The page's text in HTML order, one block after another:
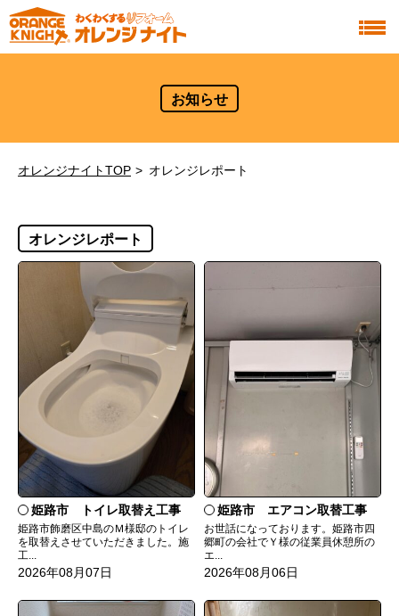
お知らせ
オレンジナイトTOP オレンジレポート
オレンジレポート
姫路市 トイレ取替え工事
姫路市飾磨区中島のＭ様邸のトイレ
を取替えさせていただきました。施
工...
2026年08月07日
姫路市 エアコン取替工事
お世話になっております。姫路市四
郷町の会社でＹ様の従業員休憩所の
エ...
2026年08月06日